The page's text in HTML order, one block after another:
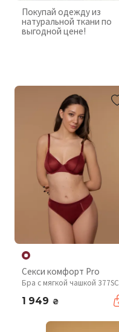
Покупай одежду из
натуральной ткани по
выгодной цене!
Секси комфорт Pro
Бра с мягкой чашкой 377SC
1 949 ₴